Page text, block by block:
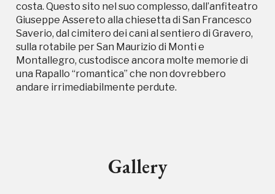
costa. Questo sito nel suo complesso, dall’anfiteatro
Giuseppe Assereto alla chiesetta di San Francesco
Saverio, dal cimitero dei cani al sentiero di Gravero,
sulla rotabile per San Maurizio di Monti e
Montallegro, custodisce ancora molte memorie di
una Rapallo “romantica” che non dovrebbero
andare irrimediabilmente perdute.
Gallery
Campagne in corso in questo